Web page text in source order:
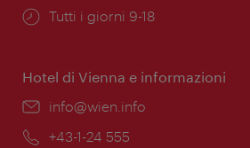
Orari
Tutti i giorni 9-18
Hotel di Vienna e informazioni
Email:
info@wien.info
Telefono:
+43-1-24 555